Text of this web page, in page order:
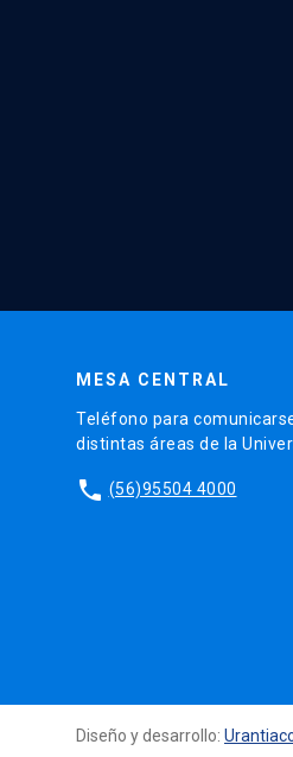
MESA CENTRAL
Teléfono para
distintas áreas de la
phone (56)95504 4000
Diseño y desarrollo: